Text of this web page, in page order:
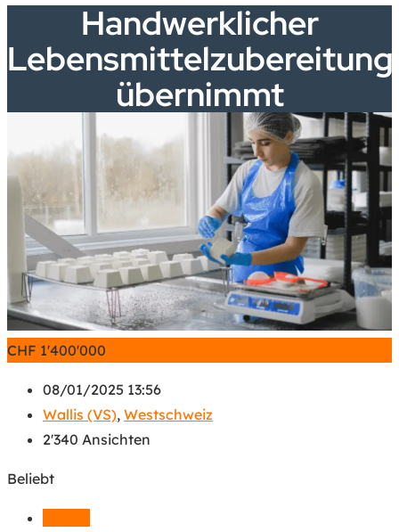
Handwerklicher
übernimmt
CHF 1'400'000
08/01/2025 13:56
Wallis (VS), Westschweiz
2'340 Ansichten
Beliebt